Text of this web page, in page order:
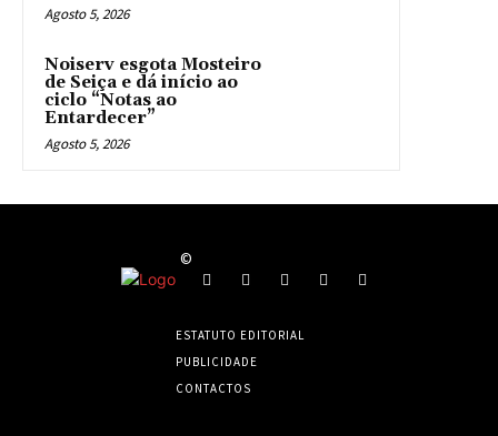
Agosto 5, 2026
Noiserv esgota Mosteiro
de Seiça e dá início ao
ciclo “Notas ao
Entardecer”
Agosto 5, 2026
©
ESTATUTO EDITORIAL
PUBLICIDADE
CONTACTOS